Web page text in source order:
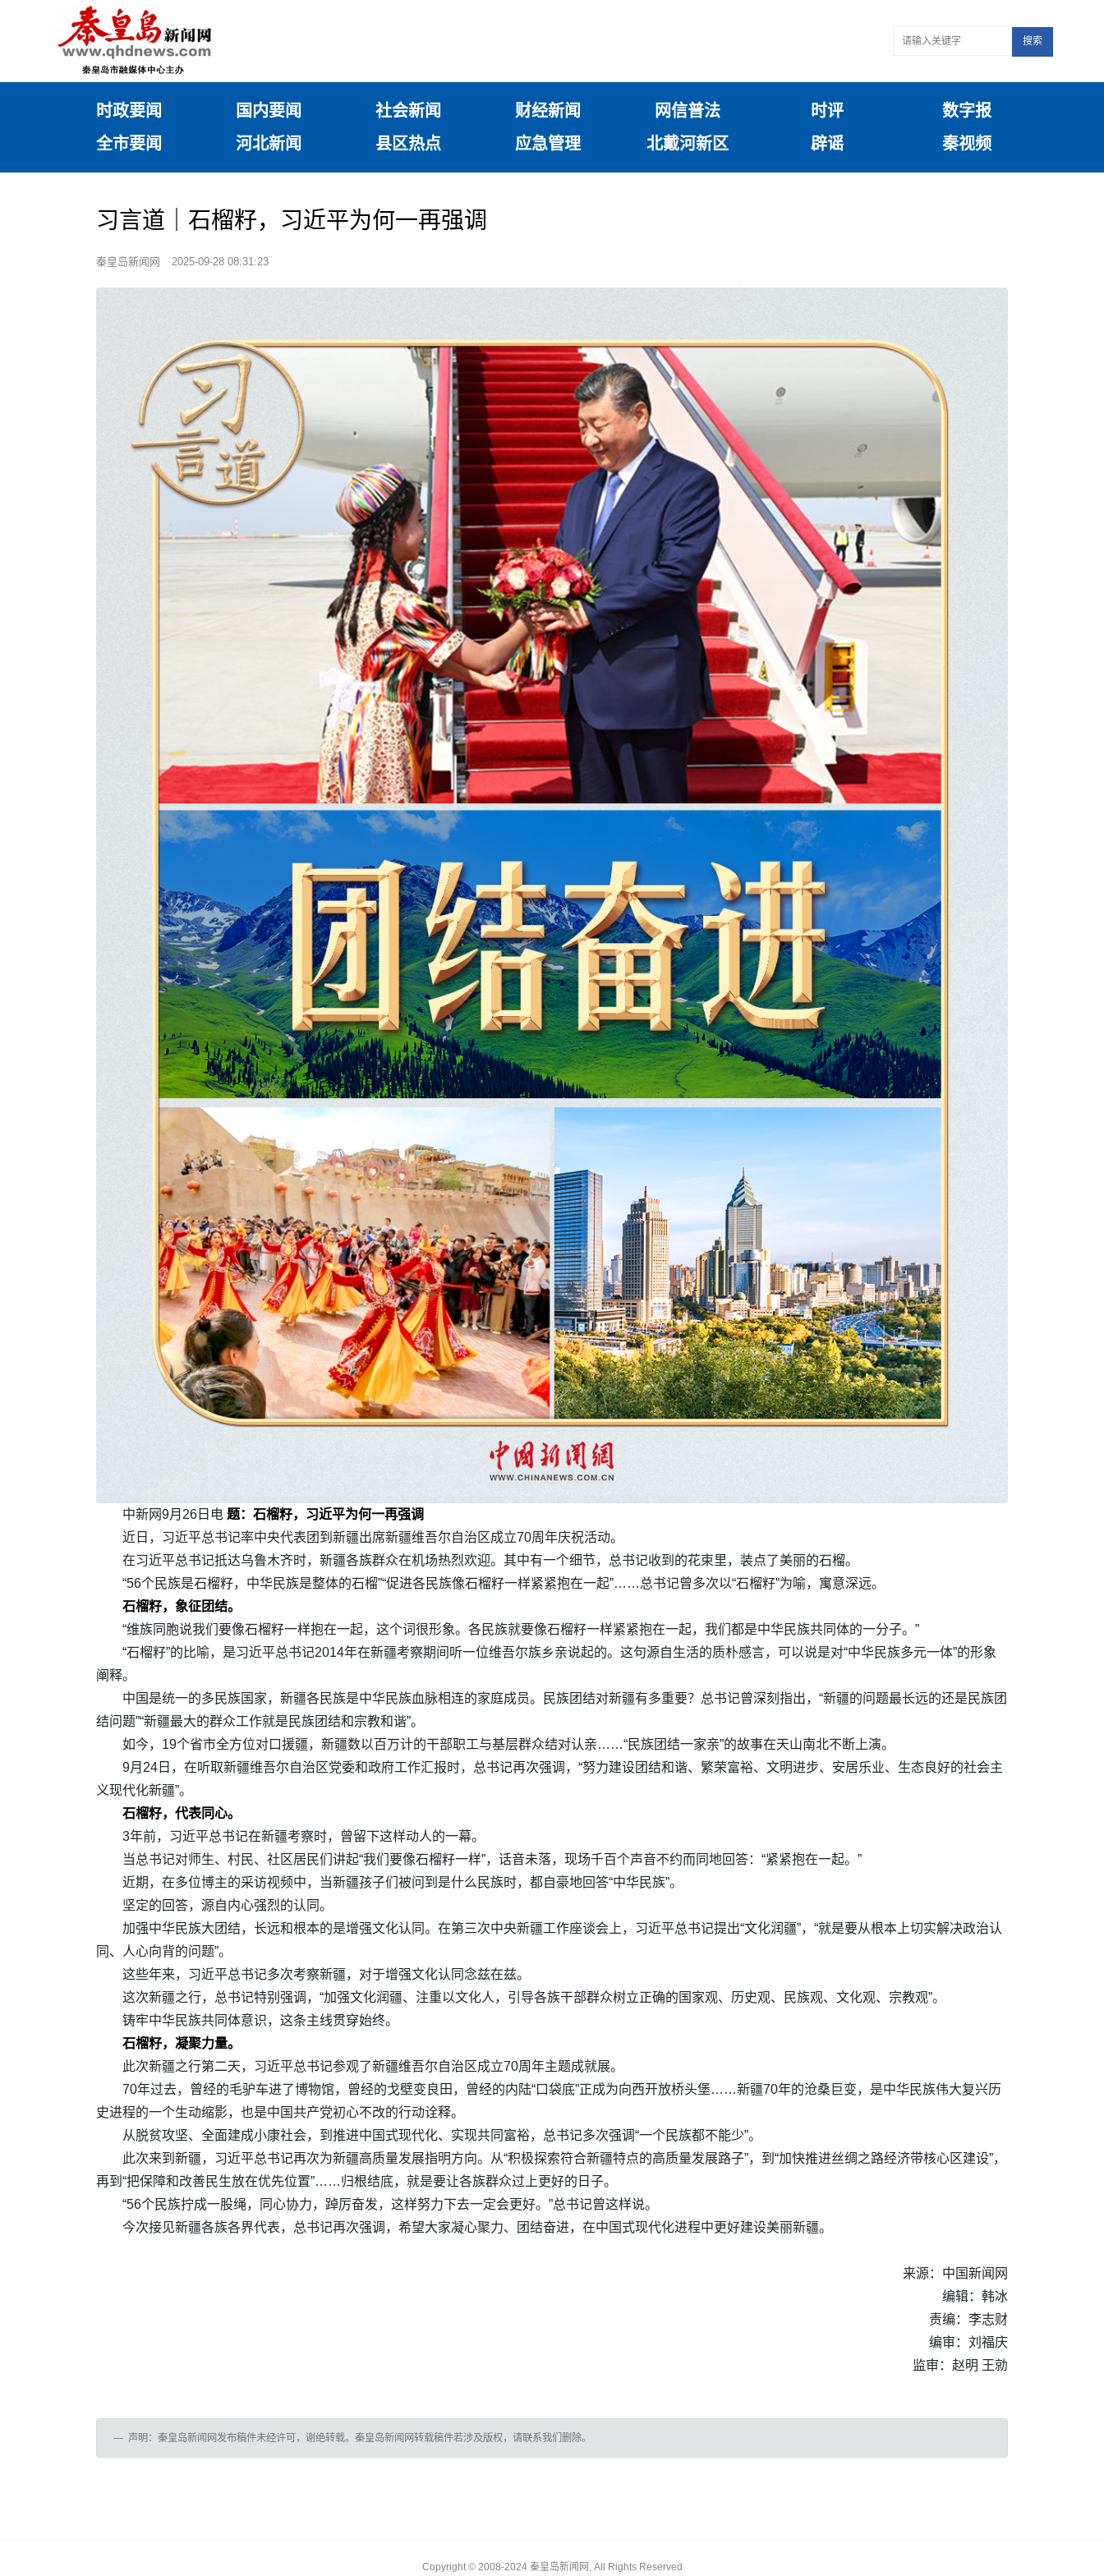
搜索
时政要闻 国内要闻 社会新闻 财经新闻 网信普法 时评
数字报
全市要闻
河北新闻 县区热点 应急管理 北戴河新区 辟谣 秦视频
习言道｜石榴籽，习近平为何一再强调
秦皇岛新闻网 2025-09-28 08:31:23
中新网9月26日电 题：石榴籽，习近平为何一再强调
近日，习近平总书记率中央代表团到新疆出席新疆维吾尔自治区成立70周年庆祝活动。
在习近平总书记抵达乌鲁木齐时，新疆各族群众在机场热烈欢迎。其中有一个细节，总书记收到的花束里，装点了美丽的石榴。
“56个民族是石榴籽，中华民族是整体的石榴”“促进各民族像石榴籽一样紧紧抱在一起”……总书记曾多次以“石榴籽”为喻，寓意深远。
石榴籽，象征团结。
“维族同胞说我们要像石榴籽一样抱在一起，这个词很形象。各民族就要像石榴籽一样紧紧抱在一起，我们都是中华民族共同体的一分子。”
“石榴籽”的比喻，是习近平总书记2014年在新疆考察期间听一位维吾尔族乡亲说起的。这句源自生活的质朴感言，可以说是对“中华民族多元一体”的形象
阐释。
中国是统一的多民族国家，新疆各民族是中华民族血脉相连的家庭成员。民族团结对新疆有多重要？总书记曾深刻指出，“新疆的问题最长远的还是民族团
结问题”“新疆最大的群众工作就是民族团结和宗教和谐”。
如今，19个省市全方位对口援疆，新疆数以百万计的干部职工与基层群众结对认亲……“民族团结一家亲”的故事在天山南北不断上演。
9月24日，在听取新疆维吾尔自治区党委和政府工作汇报时，总书记再次强调，“努力建设团结和谐、繁荣富裕、文明进步、安居乐业、生态良好的社会主
义现代化新疆”。
石榴籽，代表同心。
3年前，习近平总书记在新疆考察时，曾留下这样动人的一幕。
当总书记对师生、村民、社区居民们讲起“我们要像石榴籽一样”，话音未落，现场千百个声音不约而同地回答：“紧紧抱在一起。”
近期，在多位博主的采访视频中，当新疆孩子们被问到是什么民族时，都自豪地回答“中华民族”。
坚定的回答，源自内心强烈的认同。
加强中华民族大团结，长远和根本的是增强文化认同。在第三次中央新疆工作座谈会上，习近平总书记提出“文化润疆”，“就是要从根本上切实解决政治认
同、人心向背的问题”。
这些年来，习近平总书记多次考察新疆，对于增强文化认同念兹在兹。
这次新疆之行，总书记特别强调，“加强文化润疆、注重以文化人，引导各族干部群众树立正确的国家观、历史观、民族观、文化观、宗教观”。
铸牢中华民族共同体意识，这条主线贯穿始终。
石榴籽，凝聚力量。
此次新疆之行第二天，习近平总书记参观了新疆维吾尔自治区成立70周年主题成就展。
70年过去，曾经的毛驴车进了博物馆，曾经的戈壁变良田，曾经的内陆“口袋底”正成为向西开放桥头堡……新疆70年的沧桑巨变，是中华民族伟大复兴历
史进程的一个生动缩影，也是中国共产党初心不改的行动诠释。
从脱贫攻坚、全面建成小康社会，到推进中国式现代化、实现共同富裕，总书记多次强调“一个民族都不能少”。
此次来到新疆，习近平总书记再次为新疆高质量发展指明方向。从“积极探索符合新疆特点的高质量发展路子”，到“加快推进丝绸之路经济带核心区建设”，
再到“把保障和改善民生放在优先位置”……归根结底，就是要让各族群众过上更好的日子。
“56个民族拧成一股绳，同心协力，踔厉奋发，这样努力下去一定会更好。”总书记曾这样说。
今次接见新疆各族各界代表，总书记再次强调，希望大家凝心聚力、团结奋进，在中国式现代化进程中更好建设美丽新疆。
来源：中国新闻网
编辑：韩冰
责编：李志财
编审：刘福庆
监审：赵明 王勍
声明：秦皇岛新闻网发布稿件未经许可，谢绝转载。秦皇岛新闻网转载稿件若涉及版权，请联系我们删除。
Copyright © 2008-2024 秦皇岛新闻网, All Rights Reserved